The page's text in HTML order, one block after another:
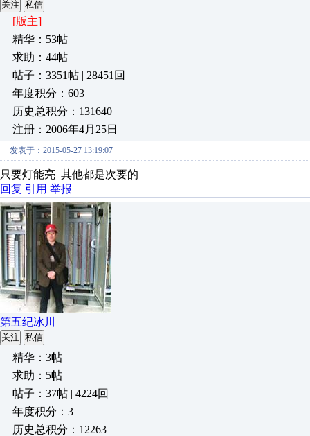
关注 私信
[版主]
精华：53帖
求助：44帖
帖子：3351帖 | 28451回
年度积分：603
历史总积分：131640
注册：2006年4月25日
发表于：2015-05-27 13:19:07
只要灯能亮 其他都是次要的
回复 引用 举报
第五纪冰川
关注 私信
精华：3帖
求助：5帖
帖子：37帖 | 4224回
年度积分：3
历史总积分：12263